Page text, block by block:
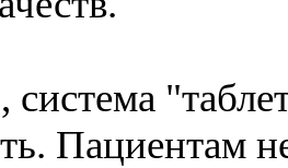
система
Пациентам